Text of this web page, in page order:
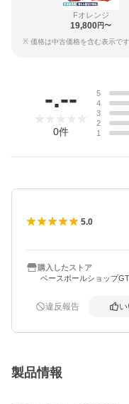
Fオレンジ
19,800円〜
※ 価格は中古価格を含む表示です
-.--
0件
5
4
3
2
1
5.0
購入したストア
ベースボールショップ
違反報告
製品情報